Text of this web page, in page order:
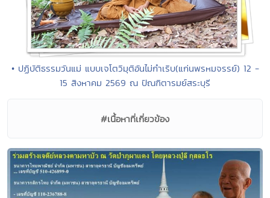
• ปฏิบัติธรรมวันแม่ แบบเจโตวิมุติอันไม่กำเริบ(แก่นพรหมจรรย์) 12 -
15 สิงหาคม 2569 ณ ปัณฑิตารมย์สระบุรี
#เนื้อหาที่เกี่ยวข้อง